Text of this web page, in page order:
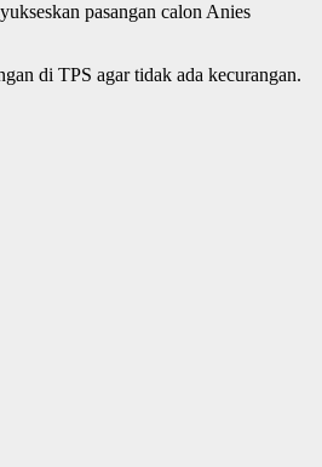
pasangan calon Anies
di TPS agar tidak ada kecurangan.